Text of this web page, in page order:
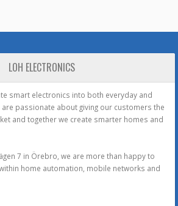
LOH ELECTRONICS
smart electronics into both everyday and
passionate about giving our customers the
and together we create smarter homes and
7 in Örebro, we are more than happy to
home automation, mobile networks and